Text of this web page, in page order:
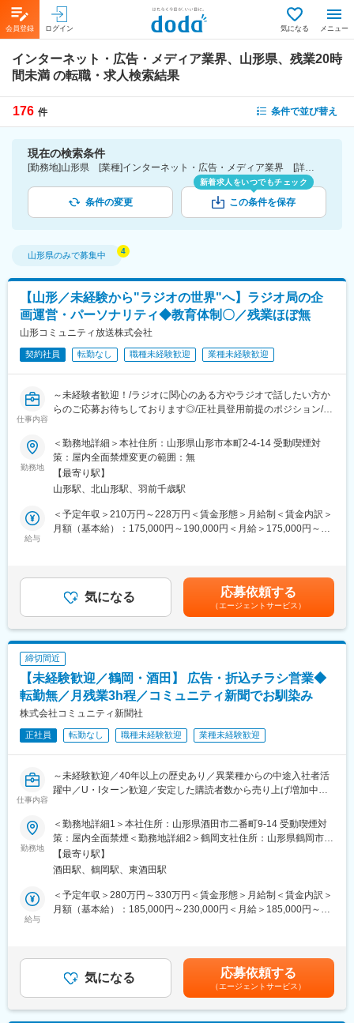
会員登録 ログイン 気になる メニュー
インターネット・広告・メディア業界、山形県、残業20時
間未満 の転職・求人検索結果
176 件 条件で並び替え
現在の検索条件
[勤務地]山形県 [業種]インターネット・広告・メディア業界 [詳細条件](休日・働き方)残業20時間未満
条件の変更
新着求人をいつでもチェック
この条件を保存
山形県のみで募集中
【山形／未経験から"ラジオの世界"へ】ラジオ局の企
画運営・パーソナリティ◆教育体制〇／残業ほぼ無
山形コミュニティ放送株式会社
契約社員 転勤なし 職種未経験歓迎 業種未経験歓迎
仕事内容
～未経験者歓迎！/ラジオに関心のある方やラジオで話したい方か
らのご応募お待ちしております◎/正社員登用前提のポジション/残
■職務内容：
地域に密着したラジオ局として、ラジオという媒体を通して街づ
くりに貢献していくことを目標に事業を展開している当社にて、
ラジオ局運営業務全般に従事いただきます。具体的には下記業務
をお任せいたします。
収録・番組制作や、生放送での10分コーナーでの読み上げ、イン
・編成・企画業務
・営業・スポンサー対応
■組織構成：
同業務を行っているのは社長がメインのため、社長に業務を教わ
りながら一人立ちをしていただく予定です。
昇給制度あり、ご本人の希望に合わせて様々なことにチャレンジ
することが可能な環境です♪
■就業環境：
る方もいます。
・未経験でもしっかり指導いたしますので、安心して勤務いただ
・番組収録編集作業を行います。業務に慣れてから、週1日2時間
か5時間の生放送を担当いただきます。
・契約社員としての入社となりますが、正社員への移行を前提と
した採用です。
■仕事の魅力：
・自分で発信したいことをテーマにラジオ作りも可能です。中に
変更の範囲：無
勤務地
＜勤務地詳細＞本社住所：山形県山形市本町2-4-14 受動喫煙対
策：屋内全面禁煙変更の範囲：無
【最寄り駅】
山形駅、北山形駅、羽前千歳駅
給与
＜予定年収＞210万円～228万円＜賃金形態＞月給制＜賃金内訳＞
月額（基本給）：175,000円～190,000円＜月給＞175,000円～
があります。月給(月額)は固定手当を含めた表記です。
気になる 応募依頼する
（エージェントサービス）
締切間近
【未経験歓迎／鶴岡・酒田】 広告・折込チラシ営業◆
転勤無／月残業3h程／コミュニティ新聞でお馴染み
株式会社コミュニティ新聞社
正社員 転勤なし 職種未経験歓迎 業種未経験歓迎
仕事内容
～未経験歓迎／40年以上の歴史あり／異業種からの中途入社者活
躍中／U・Iターン歓迎／安定した購読者数から売り上げ増加中～
■業務内容
地域新聞「コミュニティ新聞」の発行や書籍出版、テレビ、ラジ
オのCMやチラシ・パンフレット等の企画・制作などを行う当社に
て、営業業務をお任せします。
■業務詳細
◇広告や折込チラシの提案
す。また顧客からの認知も高いため提案しやすいです！
◇広告原稿を作成
掲載決定後、内容の打合せを実施（必要であれば写真撮影や取材
勤務地
＜勤務地詳細1＞本社住所：山形県酒田市二番町9-14 受動喫煙対
策：屋内全面禁煙＜勤務地詳細2＞鶴岡支社住所：山形県鶴岡市美
原町28-26 受動喫煙対策：屋内全面禁煙
【最寄り駅】
酒田駅、鶴岡駅、東酒田駅
給与
＜予定年収＞280万円～330万円＜賃金形態＞月給制＜賃金内訳＞
月額（基本給）：185,000円～230,000円＜月給＞185,000円～
ます。月給(月額)は固定手当を含めた表記です。
気になる 応募依頼する
（エージェントサービス）